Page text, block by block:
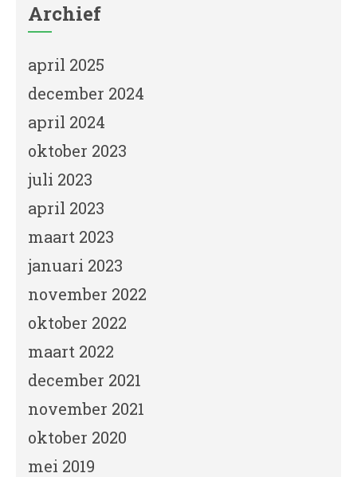
Archief
april 2025
december 2024
april 2024
oktober 2023
juli 2023
april 2023
maart 2023
januari 2023
november 2022
oktober 2022
maart 2022
december 2021
november 2021
oktober 2020
mei 2019